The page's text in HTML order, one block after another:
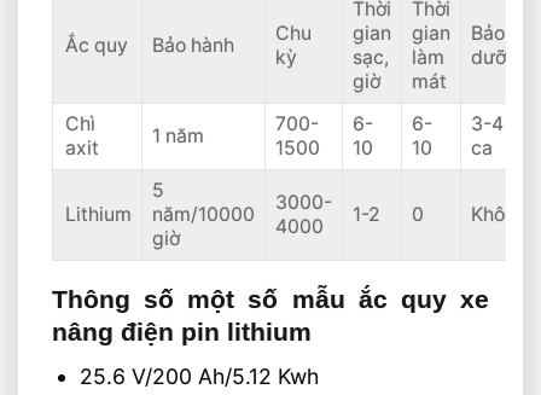
Ắc quy Bảo hành
Chu
kỳ
Thời
gian
sạc,
giờ
Thời
gian
làm
mát
Bảo
dưỡng
Chì
axit
1 năm
700-
1500
6-
10
6-
10
3-4
ca
Lithium
5
năm/10000
giờ
3000-
4000
1-2 0 Không
Thông số một số mẫu ắc quy xe
nâng điện pin lithium
25.6 V/200 Ah/5.12 Kwh